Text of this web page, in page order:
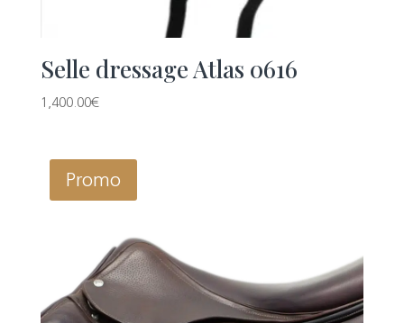
Selle dressage Atlas 0616
1,400.00€
Promo